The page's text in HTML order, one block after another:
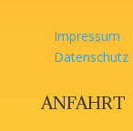
Impressum
Datenschutz
ANFAHRT